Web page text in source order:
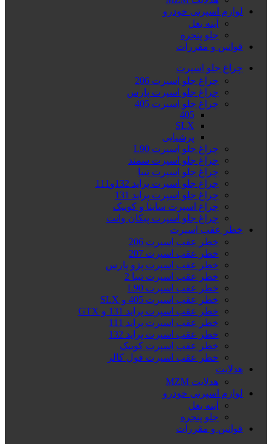
لوازم اسپرتی خودرو
آینه بغل
جلو پنجره
قوانین و مقررات
چراغ جلو اسپرت
چراغ جلو اسپرت 206
چراغ جلو اسپرت پارس
چراغ جلو اسپرت 405
405
SLX
پرشیایی
چراغ جلو اسپرت L90
چراغ جلو اسپرت سمند
چراغ جلو اسپرت تیبا
چراغ جلو اسپرت پراید 132و111
چراغ جلو اسپرت پراید 131
چراغ اسپرت ساینا و کوییک
چراغ جلو اسپرت پیکان وانت
خطر عقب اسپرت
خطر عقب اسپرت 206
خطر عقب اسپرت 207
خطر عقب اسپرت پژو پارس
خطر عقب اسپرت تیبا 2
خطر عقب اسپرت L90
خطر عقب اسپرت 405 و SLX
خطر عقب اسپرت پراید 131 و GTX
خطر عقب اسپرت پراید 111
خطر عقب اسپرت پراید 132
خطر عقب اسپرت کوییک
خطر عقب اسپرت فول کالر
هدلایت
هدلایت MZM
لوازم اسپرتی خودرو
آینه بغل
جلو پنجره
قوانین و مقررات